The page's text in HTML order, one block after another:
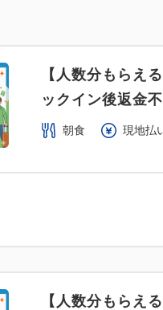
【人数分もらえ
ックイン後返金
朝食 現地払
【人数分もらえ